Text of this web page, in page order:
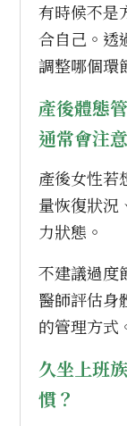
有時候不是
合自己。透
調整哪個環
產後體態
通常會注
產後女性若
量恢復狀況
力狀態。
不建議過度
醫師評估身
的管理方式
久坐上班
慣？